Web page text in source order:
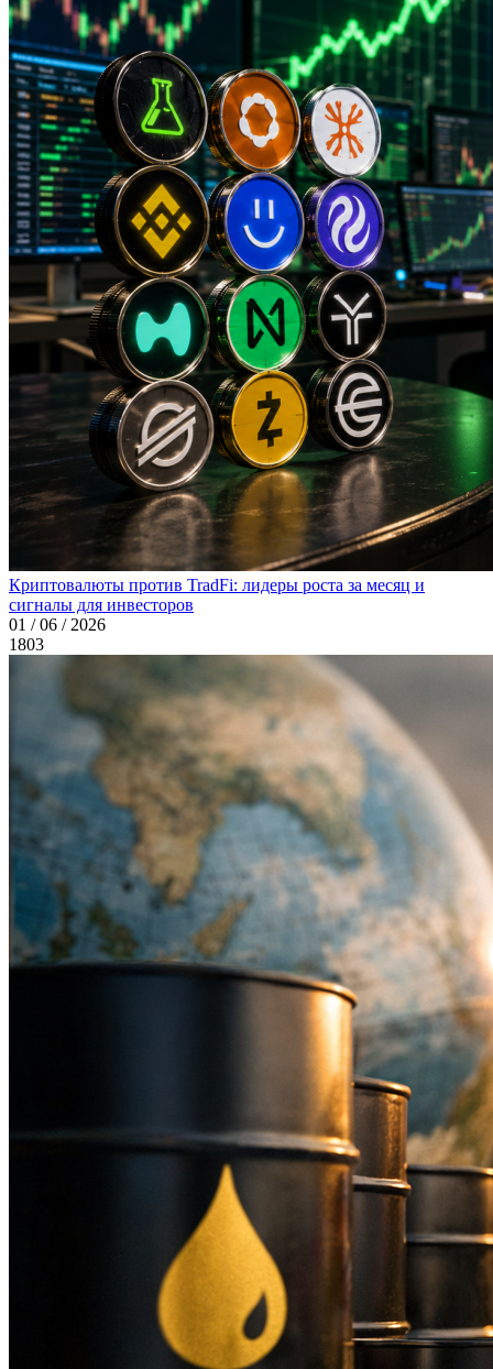
Криптовалюты против TradFi: лидеры роста за месяц и
сигналы для инвесторов
01 / 06 / 2026
1803